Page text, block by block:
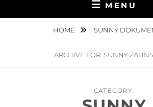
MENU
HOME SUNNY
ARCHIVE FOR SUNNY
CATEGORY: